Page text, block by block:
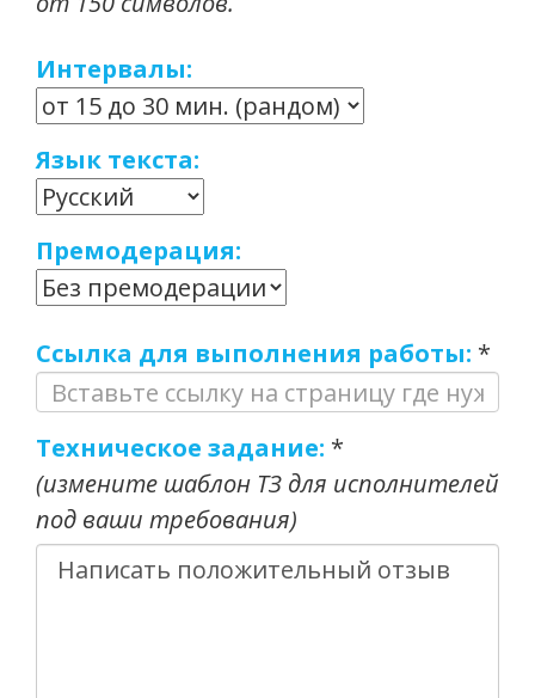
Интервалы:
Язык текста:
Премодерация:
Ссылка для выполнения работы: *
Техническое задание: *
(измените шаблон ТЗ для исполнителей
под ваши требования)